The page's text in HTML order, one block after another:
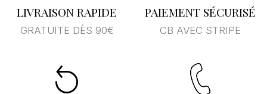
LIVRAISON RAPIDE
GRATUITE DÈS 90€
PAIEMENT SÉCURISÉ
CB AVEC STRIPE